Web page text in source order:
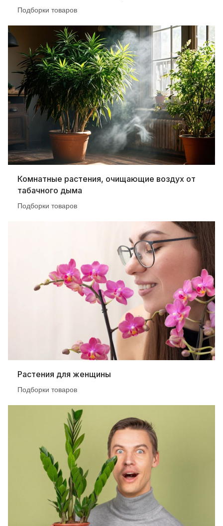
Подборки товаров
Комнатные растения, очищающие воздух от
табачного дыма
Подборки товаров
Растения для женщины
Подборки товаров